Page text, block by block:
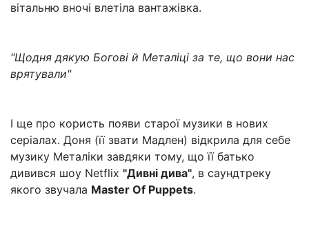
вітальню вночі влетіла вантажівка.
"Щодня дякую Богові й Металіці за те, що вони нас
врятували"
І ще про користь появи старої музики в нових
серіалах. Доня (її звати Мадлен) відкрила для себе
музику Металіки завдяки тому, що її батько
дивився шоу Netflix "Дивні дива", в саундтреку
якого звучала Master Of Puppets.